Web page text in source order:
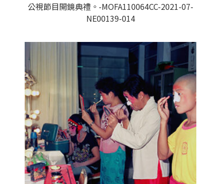
公視節目開鏡典禮。-MOFA110064CC-2021-07-
NE00139-014